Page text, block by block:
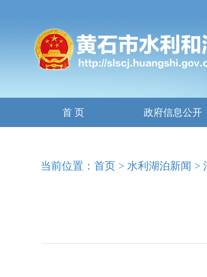
首 页 政府信息公开
当前位置： 首页 > 水利湖泊新闻 >